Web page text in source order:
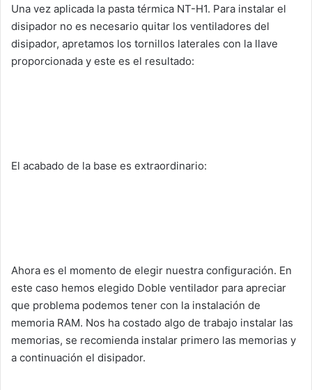
Una vez aplicada la pasta térmica NT-H1. Para instalar el
disipador no es necesario quitar los ventiladores del
disipador, apretamos los tornillos laterales con la llave
proporcionada y este es el resultado:
El acabado de la base es extraordinario:
Ahora es el momento de elegir nuestra configuración. En
este caso hemos elegido Doble ventilador para apreciar
que problema podemos tener con la instalación de
memoria RAM. Nos ha costado algo de trabajo instalar las
memorias, se recomienda instalar primero las memorias y
a continuación el disipador.